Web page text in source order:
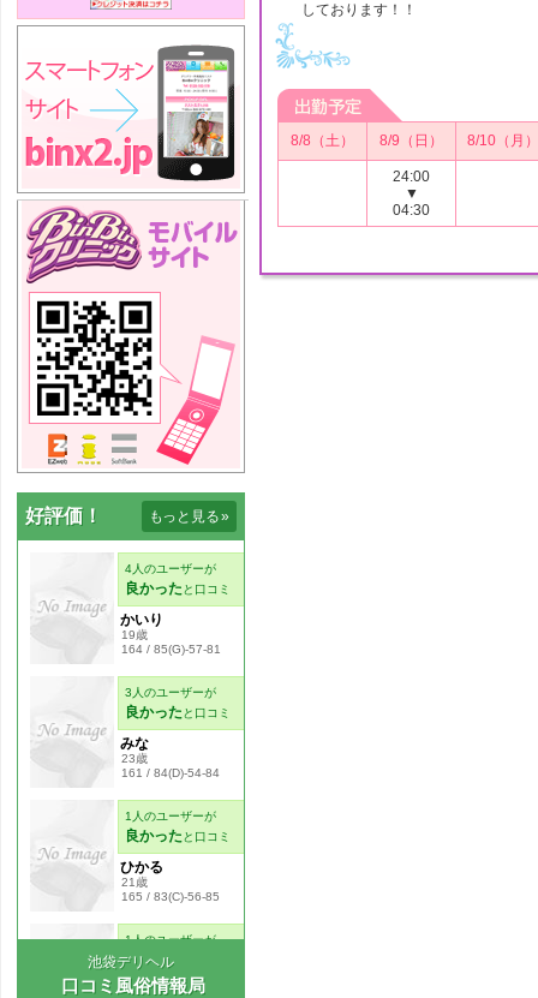
好評価！ もっと見る»
池袋デリヘル
口コミ風俗情報局
しております！！
8/8（土） 8/9（日） 8/10（月）
24:00
▼
04:30